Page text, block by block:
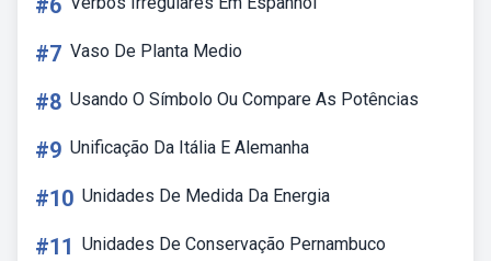
#6
#7 Vaso De Planta Medio
#8 Usando O Símbolo Ou Compare As Potências
#9 Unificação Da Itália E Alemanha
#10 Unidades De Medida Da Energia
#11 Unidades De Conservação Pernambuco